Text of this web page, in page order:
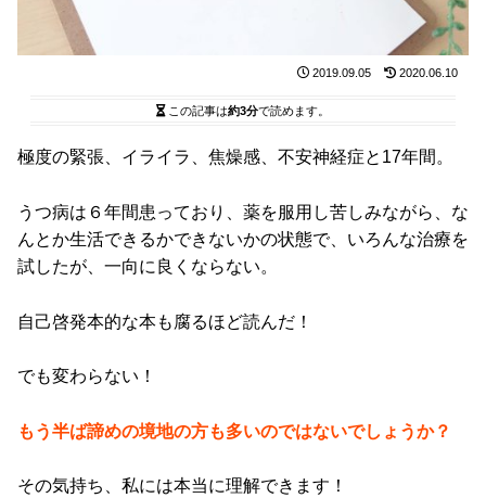
2019.09.05 2020.06.10
この記事は約3分で読めます。
極度の緊張、イライラ、焦燥感、不安神経症と17年間。
うつ病は６年間患っており、薬を服用し苦しみながら、な
んとか生活できるかできないかの状態で、いろんな治療を
試したが、一向に良くならない。
自己啓発本的な本も腐るほど読んだ！
でも変わらない！
もう半ば諦めの境地の方も多いのではないでしょうか？
その気持ち、私には本当に理解できます！